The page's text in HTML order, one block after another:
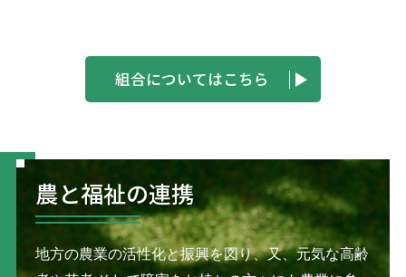
組合についてはこちら
農と福祉の連携
地方の農業の活性化と振興を図り、又、元気な高齢